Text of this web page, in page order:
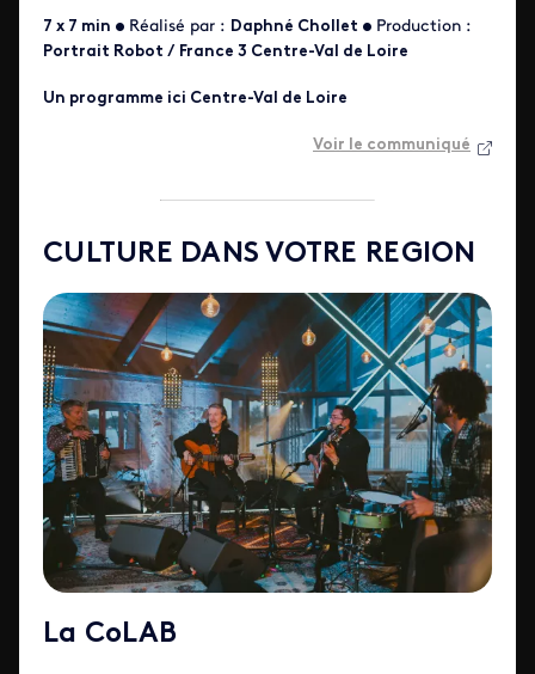
7 x 7 min • Réalisé par : Daphné Chollet • Production :
Portrait Robot / France 3 Centre-Val de Loire
Un programme ici Centre-Val de Loire
Voir le communiqué
CULTURE DANS VOTRE REGION
La CoLAB